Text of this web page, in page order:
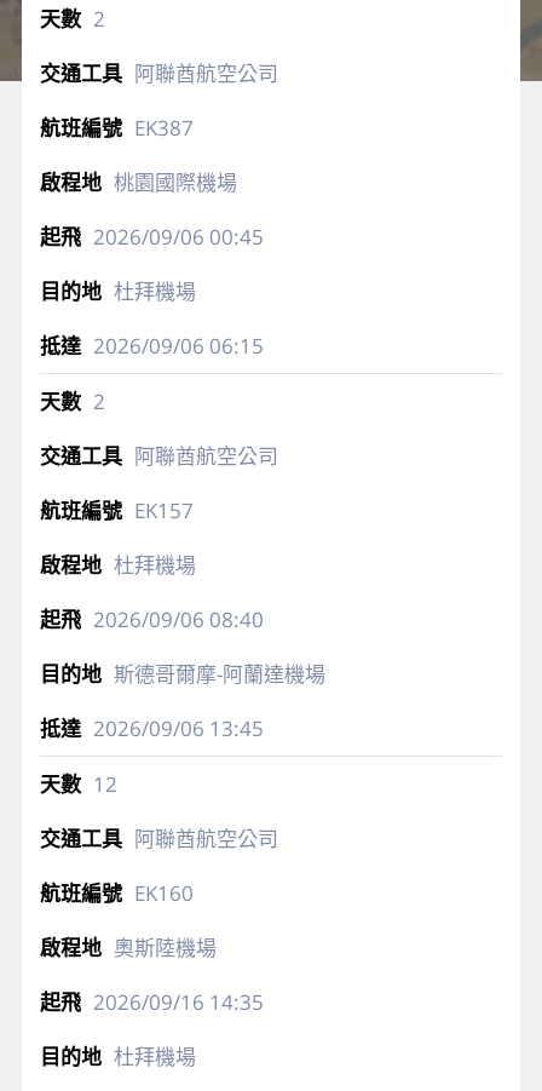
2
阿聯酋航空公司
EK387
桃園國際機場
2026/09/06 00:45
杜拜機場
2026/09/06 06:15
2
阿聯酋航空公司
EK157
杜拜機場
2026/09/06 08:40
斯德哥爾摩-阿蘭達機場
2026/09/06 13:45
12
阿聯酋航空公司
EK160
奧斯陸機場
2026/09/16 14:35
杜拜機場